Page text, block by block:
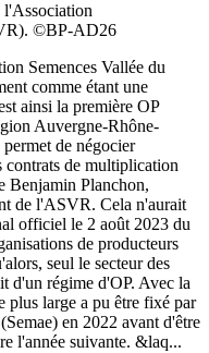
l'Association
©BP-AD26
Semences Vallée du
comme étant une
ainsi la première OP
Auvergne-Rhône-
de négocier
de multiplication
Benjamin Planchon,
de l'ASVR. Cela n'aurait
officiel le 2 août 2023 du
de producteurs
seul le secteur des
d'un régime d'OP. Avec la
plus large a pu être fixé par
en 2022 avant d'être
l'année suivante. &laq...